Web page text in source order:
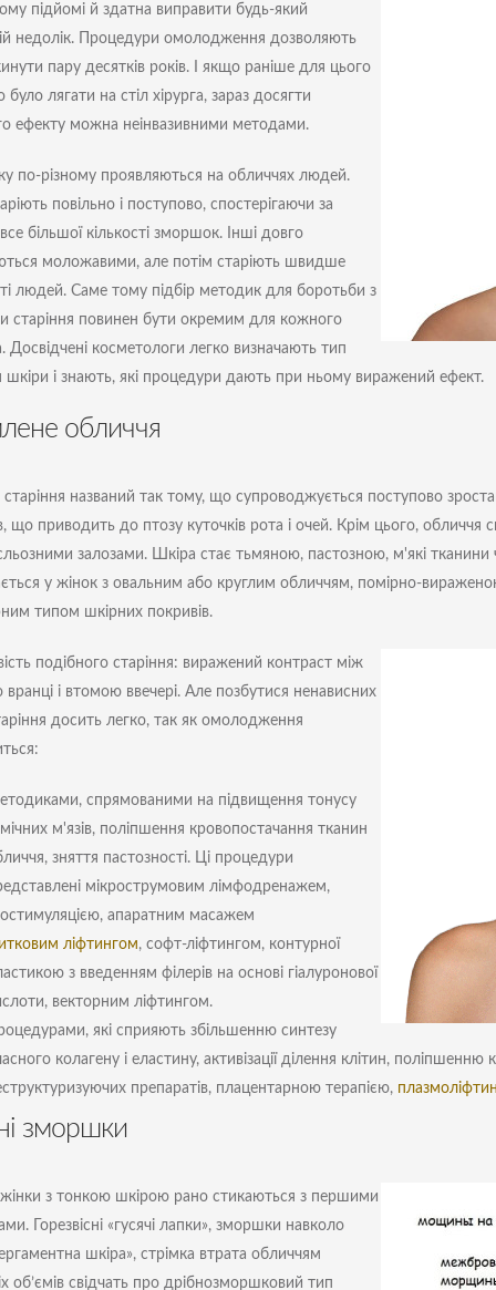
підйомі й здатна виправити будь-який
недолік. Процедури омолодження дозволяють
пару десятків років. І якщо раніше для цього
було лягати на стіл хірурга, зараз досягти
ефекту можна неінвазивними методами.
по-різному проявляються на обличчях людей.
повільно і поступово, спостерігаючи за
більшої кількості зморшок. Інші довго
моложавими, але потім старіють швидше
людей. Саме тому підбір методик для боротьби з
старіння повинен бути окремим для кожного
Досвідчені косметологи легко визначають тип
шкіри і знають, які процедури дають при ньому виражений ефект.
обличчя
названий так тому, що супроводжується поступово
що приводить до птозу куточків рота і очей. Крім цього,
залозами. Шкіра стає тьмяною, пастозною, м'які тканини
у жінок з овальним або круглим обличчям, помірно-
типом шкірних покривів.
подібного старіння: виражений контраст між
вранці і втомою ввечері. Але позбутися ненависних
досить легко, так як омолодження
спрямованими на підвищення тонусу
м'язів, поліпшення кровопостачання тканин
зняття пастозності. Ці процедури
мікрострумовим лімфодренажем,
апаратним масажем
ліфтингом, софт-ліфтингом, контурної
з введенням філерів на основі гіалуронової
векторним ліфтингом.
які сприяють збільшенню синтезу
колагену і еластину, активізації ділення клітин,
препаратів, плацентарною терапією,
зморшки
жінки з тонкою шкірою рано стикаються з першими
Горезвісні «гусячі лапки», зморшки навколо
шкіра», стрімка втрата обличчям
об’ємів свідчать про дрібнозморшковий тип